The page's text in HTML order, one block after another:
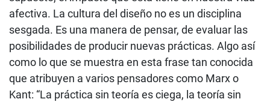
afectiva. La cultura del diseño no es un disciplina
sesgada. Es una manera de pensar, de evaluar las
posibilidades de producir nuevas prácticas. Algo así
como lo que se muestra en esta frase tan conocida
que atribuyen a varios pensadores como Marx o
Kant: “La práctica sin teoría es ciega, la teoría sin